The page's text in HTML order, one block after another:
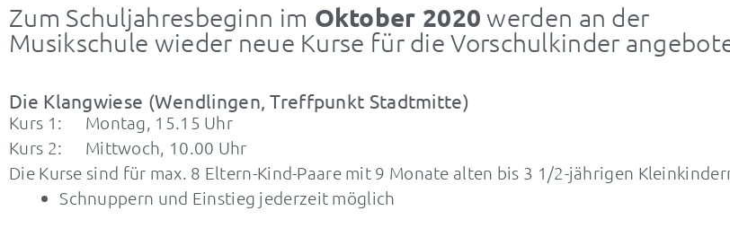
Zum Schuljahresbeginn im Oktober 2020 werden an der
Musikschule wieder neue Kurse für die Vorschulkinder
Die Klangwiese (Wendlingen, Treffpunkt Stadtmitte)
Kurs 1: Montag, 15.15 Uhr
Kurs 2: Mittwoch, 10.00 Uhr
Die Kurse sind für max. 8 Eltern-Kind-Paare mit 9 Monate alten bis 3 1/2-jährigen
Schnuppern und Einstieg jederzeit möglich